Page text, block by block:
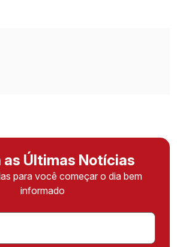
as Últimas Notícias
para você começar o dia bem
informado